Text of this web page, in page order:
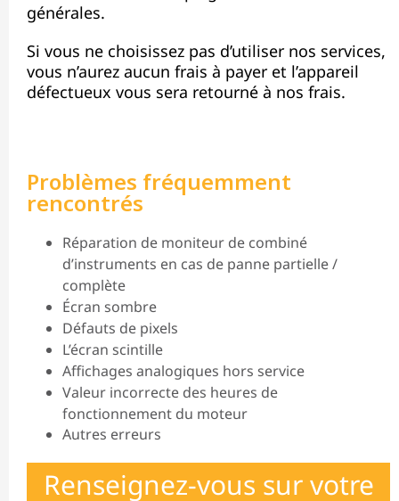
générales.
Si vous ne choisissez pas d’utiliser nos services,
vous n’aurez aucun frais à payer et l’appareil
défectueux vous sera retourné à nos frais.
Problèmes fréquemment
rencontrés
Réparation de moniteur de combiné
d’instruments en cas de panne partielle /
complète
Écran sombre
Défauts de pixels
L’écran scintille
Affichages analogiques hors service
Valeur incorrecte des heures de
fonctionnement du moteur
Autres erreurs
Renseignez-vous sur votre